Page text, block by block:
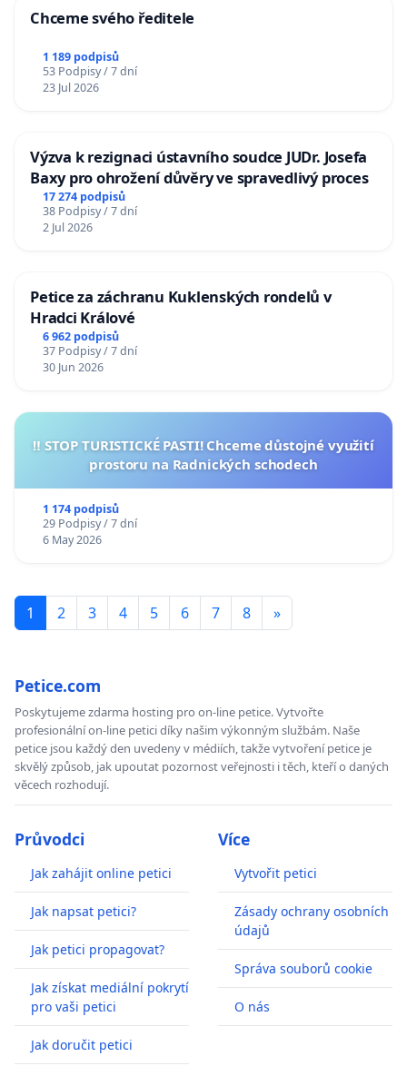
Chceme svého ředitele
1 189 podpisů
53 Podpisy / 7 dní
23 Jul 2026
Výzva k rezignaci ústavního soudce JUDr. Josefa
Baxy pro ohrožení důvěry ve spravedlivý proces
17 274 podpisů
38 Podpisy / 7 dní
2 Jul 2026
Petice za záchranu Kuklenských rondelů v
Hradci Králové
6 962 podpisů
37 Podpisy / 7 dní
30 Jun 2026
‼️ STOP TURISTICKÉ PASTI! Chceme důstojné využití
prostoru na Radnických schodech
1 174 podpisů
29 Podpisy / 7 dní
6 May 2026
1 2 3 4 5 6 7 8 »
Petice.com
Poskytujeme zdarma hosting pro on-line petice. Vytvořte
profesionální on-line petici díky našim výkonným službám. Naše
petice jsou každý den uvedeny v médiích, takže vytvoření petice je
skvělý způsob, jak upoutat pozornost veřejnosti i těch, kteří o daných
věcech rozhodují.
Průvodci
Jak zahájit online petici
Jak napsat petici?
Jak petici propagovat?
Jak získat mediální pokrytí
pro vaši petici
Jak doručit petici
Více
Vytvořit petici
Zásady ochrany osobních
údajů
Správa souborů cookie
O nás